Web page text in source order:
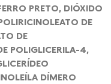
PRETO, DIÓXIDO
DE
DE
POLIGLICERILA-4,
DÍMERO